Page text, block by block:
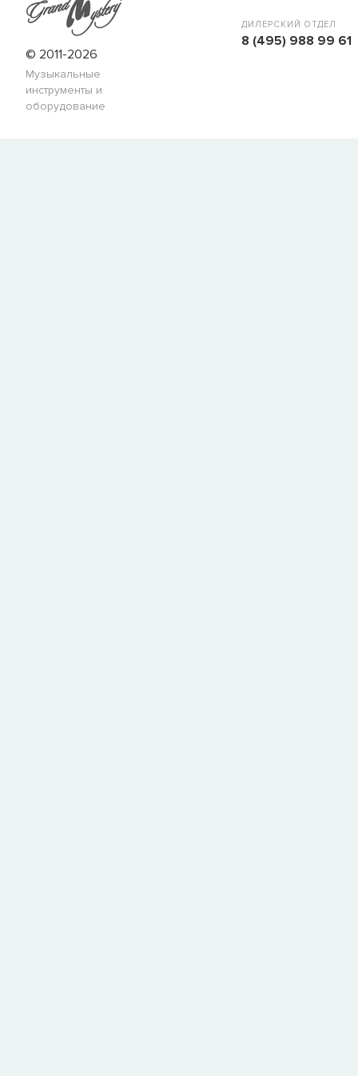
когда товар можно будет купить.
Имя
E-mail
© 2011-2026
Музыкальные
инструменты и
оборудование
ДИЛЕРСКИЙ ОТДЕЛ
8 (495) 988 99 61